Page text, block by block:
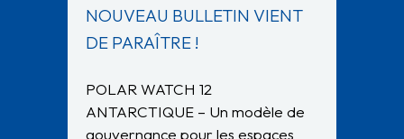
NOUVEAU BULLETIN VIENT
DE PARAÎTRE !
POLAR WATCH 12
ANTARCTIQUE – Un modèle de
gouvernance pour les espaces